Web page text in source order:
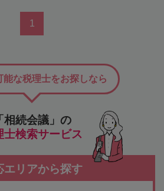
1
相続会議」の
士検索サービス
能な税理士をお探しなら
エリアから探す